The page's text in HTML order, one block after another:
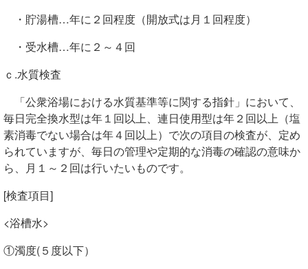
・貯湯槽…年に２回程度（開放式は月１回程度）
・受水槽…年に２～４回
ｃ.水質検査
「公衆浴場における水質基準等に関する指針」において、
毎日完全換水型は年１回以上、連日使用型は年２回以上（塩
素消毒でない場合は年４回以上）で次の項目の検査が、定め
られていますが、毎日の管理や定期的な消毒の確認の意味か
ら、月１～２回は行いたいものです。
[検査項目]
<浴槽水>
①濁度(５度以下）